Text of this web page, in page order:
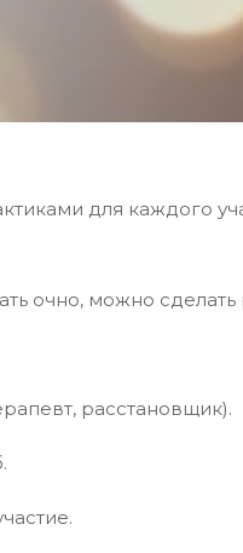
для каждого
очно, можно сделать
расстановщик).